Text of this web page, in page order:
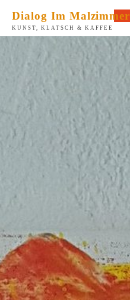
Inhalt
springen
Dialog Im Malzimmer
KUNST, KLATSCH & KAFFEE